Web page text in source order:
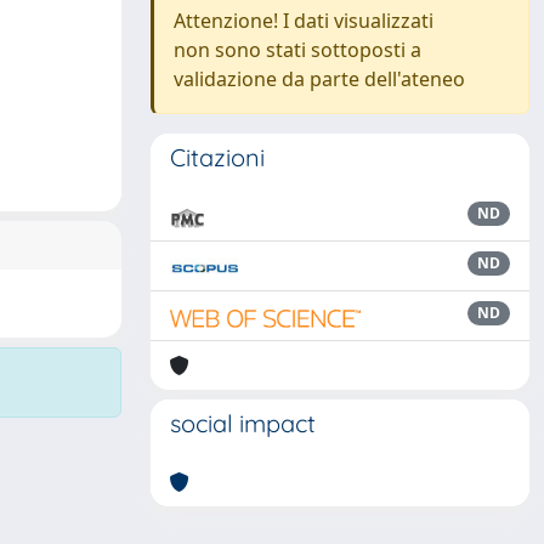
Attenzione! I dati visualizzati
non sono stati sottoposti a
validazione da parte dell'ateneo
Citazioni
ND
ND
ND
social impact